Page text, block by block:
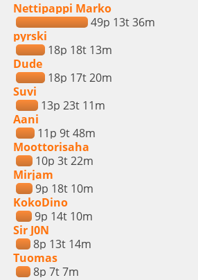
Nettipappi Marko
49p 13t 36m
pyrski
18p 18t 13m
Dude
18p 17t 20m
Suvi
13p 23t 11m
Aani
11p 9t 48m
Moottorisaha
10p 3t 22m
Mirjam
9p 18t 10m
KokoDino
9p 14t 10m
Sir J0N
8p 13t 14m
Tuomas
8p 7t 7m